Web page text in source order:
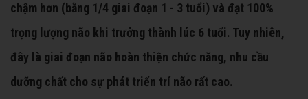
chậm hơn (bằng 1/4 giai đoạn 1 - 3 tuổi) và đạt 100%
trọng lượng não khi trưởng thành lúc 6 tuổi. Tuy nhiên,
đây là giai đoạn não hoàn thiện chức năng, nhu cầu
dưỡng chất cho sự phát triển trí não rất cao.